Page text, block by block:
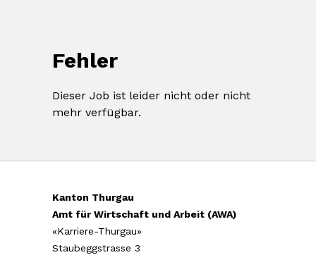
Fehler
Dieser Job ist leider nicht oder nicht
mehr verfügbar.
Kanton Thurgau
Amt für Wirtschaft und Arbeit (AWA)
«Karriere-Thurgau»
Staubeggstrasse 3